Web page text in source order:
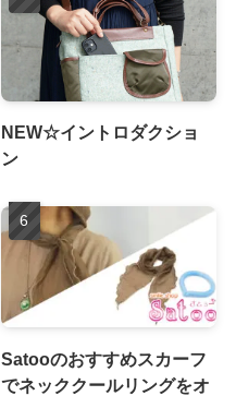
NEW☆イントロダクショ
ン
Satooのおすすめスカーフ
でネッククールリングをオ